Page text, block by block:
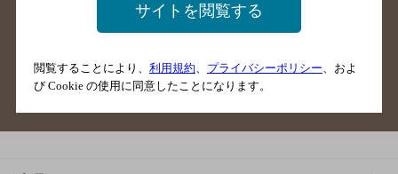
掲載店舗様ログイン
ご意見・ご感想
サイトを閲覧する
閲覧することにより、 利用規約 プライバシーポリシー 、およ
び Cookie の使用に同意したことになります。